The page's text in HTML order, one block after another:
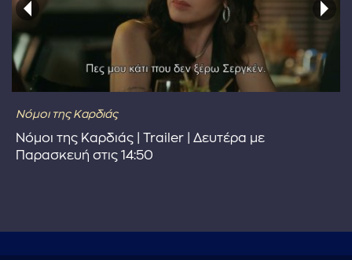
Νόμοι της Καρδιάς
Νόμοι της Καρδιάς | Trailer | Δευτέρα με
Παρασκευή στις 14:50